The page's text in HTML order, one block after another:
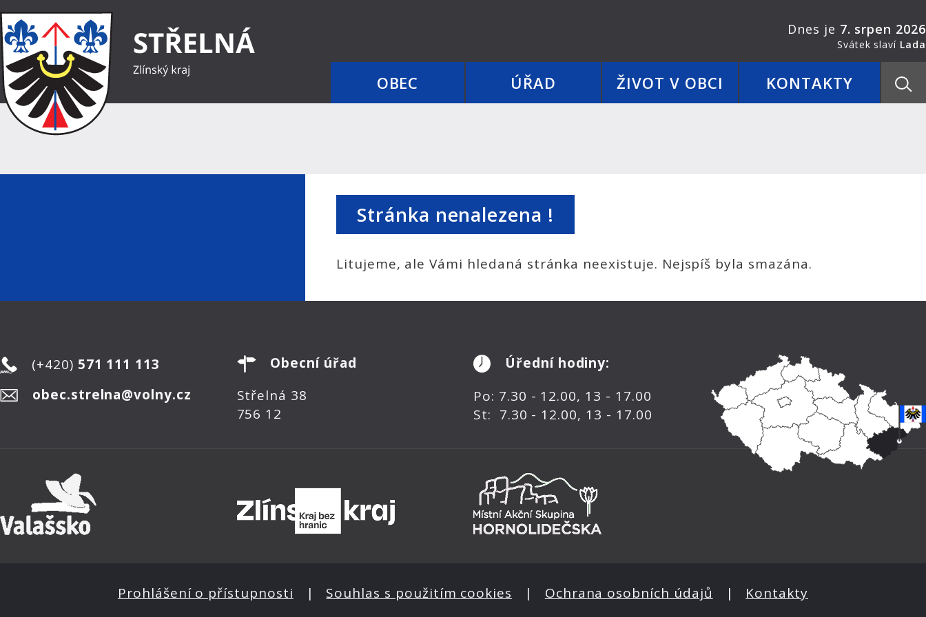
OBEC ÚŘAD ŽIVOT V OBCI KONTAKTY
Dnes je 7. srpen 2026
Svátek slaví Lada
Stránka nenalezena !
Litujeme, ale Vámi hledaná stránka neexistuje. Nejspíš byla smazána.
(+420) 571 111 113
obec.strelna@volny.cz
Obecní úřad
Střelná 38
756 12
Úřední hodiny:
Po: 7.30 - 12.00, 13 - 17.00
St: 7.30 - 12.00, 13 - 17.00
Prohlášení o přístupnosti | Souhlas s použitím cookies | Ochrana osobních údajů | Kontakty